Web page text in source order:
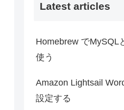
Latest articles
Homebrew でMySQL
使う
Amazon Lightsail
設定する